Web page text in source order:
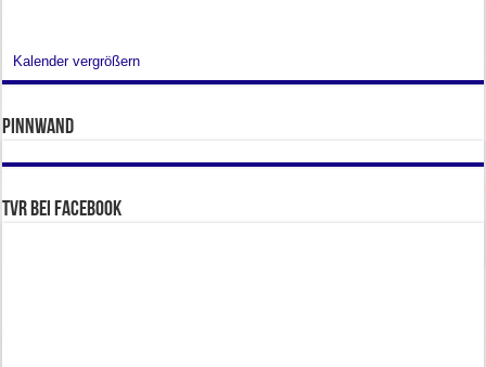
Kalender vergrößern
Pinnwand
TVR bei facebook